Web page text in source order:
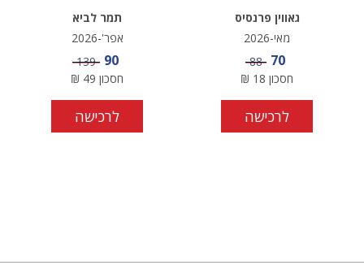
גאווין פרנסיס
מאי-2026
מחיר מבצע
70 מחיר
88
חסכון 18
₪
לרכישה
תמר לביא
אפר'-2026
מחיר מבצע
90 מחיר
139
חסכון 49
₪
לרכישה